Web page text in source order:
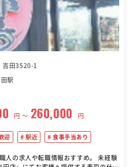
吉田3520-1
駅
円 〜 260,000 円
迎 駅近 食事手当あり
の求人や転職情報おすすめ。 未経験